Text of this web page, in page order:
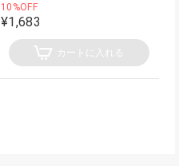
10%OFF
¥1,683
カートに入れる